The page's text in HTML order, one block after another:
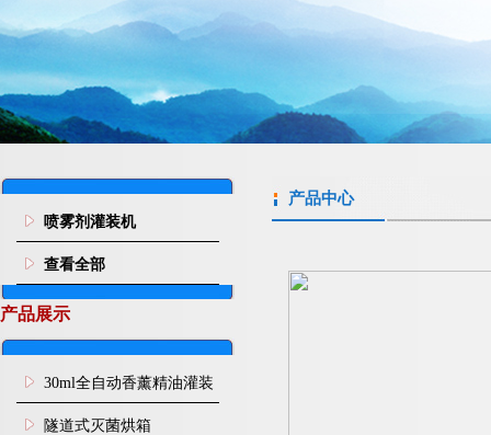
喷雾剂灌装机
查看全部
产品展示
30ml全自动香薰精油灌装
旋盖机
隧道式灭菌烘箱
产品中心